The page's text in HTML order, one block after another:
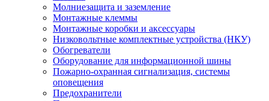
Молниезащита и заземление
Монтажные клеммы
Монтажные коробки и аксессуары
Низковольтные комплектные устройства (НКУ)
Обогреватели
Оборудование для информационной шины
Пожарно-охранная сигнализация, системы
оповещения
Предохранители